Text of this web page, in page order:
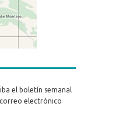
el boletín semanal
correo electrónico